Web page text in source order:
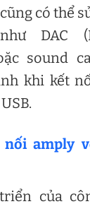
có thể
DAC
sound
khi kết
nối amply
của